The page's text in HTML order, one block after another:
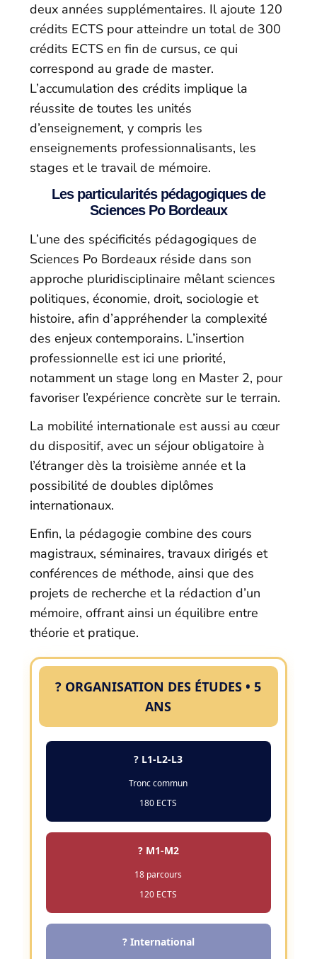
deux années supplémentaires. Il ajoute 120
crédits ECTS pour atteindre un total de 300
crédits ECTS en fin de cursus, ce qui
correspond au grade de master.
L’accumulation des crédits implique la
réussite de toutes les unités
d’enseignement, y compris les
enseignements professionnalisants, les
stages et le travail de mémoire.
Les particularités pédagogiques de
Sciences Po Bordeaux
L’une des spécificités pédagogiques de
Sciences Po Bordeaux réside dans son
approche pluridisciplinaire mêlant sciences
politiques, économie, droit, sociologie et
histoire, afin d’appréhender la complexité
des enjeux contemporains. L’insertion
professionnelle est ici une priorité,
notamment un stage long en Master 2, pour
favoriser l’expérience concrète sur le terrain.
La mobilité internationale est aussi au cœur
du dispositif, avec un séjour obligatoire à
l’étranger dès la troisième année et la
possibilité de doubles diplômes
internationaux.
Enfin, la pédagogie combine des cours
magistraux, séminaires, travaux dirigés et
conférences de méthode, ainsi que des
projets de recherche et la rédaction d’un
mémoire, offrant ainsi un équilibre entre
théorie et pratique.
? ORGANISATION DES ÉTUDES • 5
ANS
? L1-L2-L3
Tronc commun
180 ECTS
? M1-M2
18 parcours
120 ECTS
? International